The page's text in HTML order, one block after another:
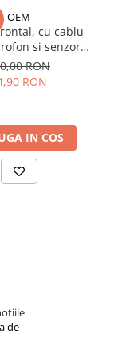
OEM
cu cablu
si senzor
pentru iPhone X
RON
RON
IN COS
de